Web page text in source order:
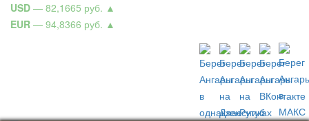
USD — 82,1665 руб. ▲
EUR — 94,8366 руб. ▲